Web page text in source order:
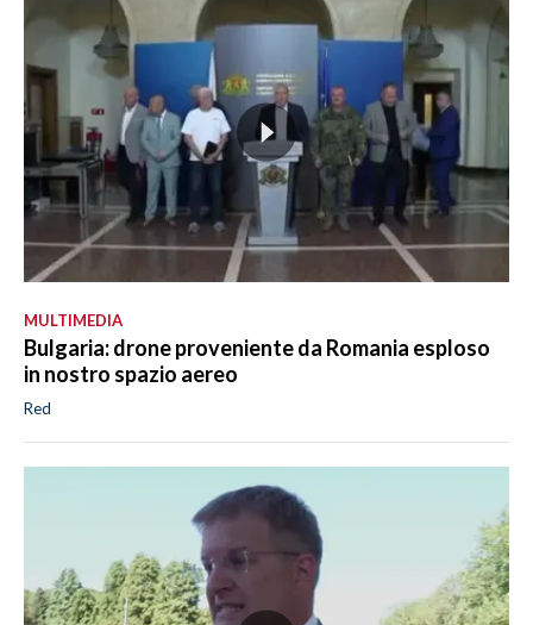
MULTIMEDIA
Bulgaria: drone proveniente da Romania esploso
in nostro spazio aereo
Red